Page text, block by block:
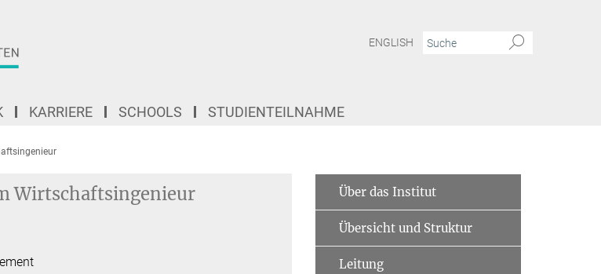
ENGLISH
KARRIERE SCHOOLS STUDIENTEILNAHME
Wirtschaftsingenieur Über das Institut
Übersicht und Struktur
Leitung